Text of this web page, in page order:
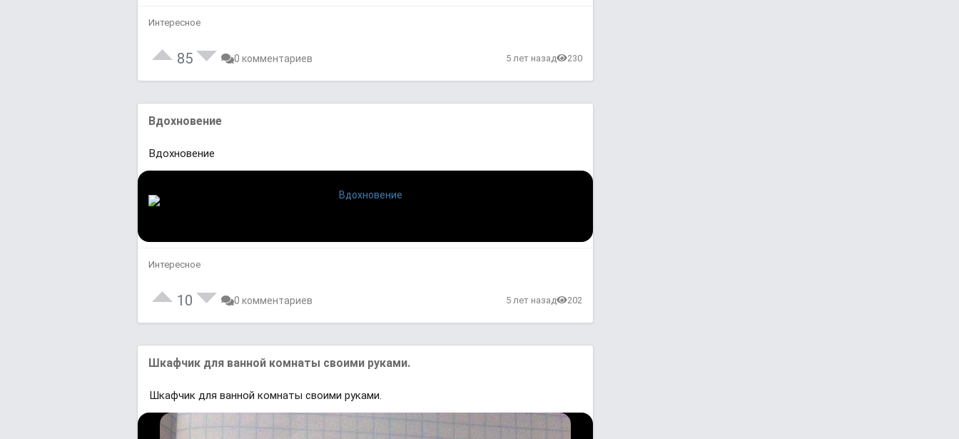
Интересное
85 0 комментариев 5 лет назад 230
Вдохновение
Вдохновение
Интересное
10 0 комментариев 5 лет назад 202
Шкафчик для ванной комнаты своими руками.
Шкафчик для ванной комнаты своими руками.